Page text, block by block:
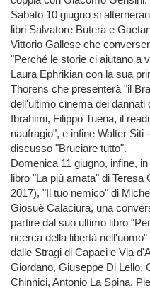
Sabato 10 giugno si
libri Salvatore Butera e
Vittorio Gallese che
"Perché le storie ci aiutano a
Laura Ephrikian con la sua
Thorens che presenterà "il
dell'ultimo cinema dei dannati
Ibrahimi, Filippo Tuena, il
naufragio", e infine Walter
discusso "Bruciare tutto".
Domenica 11 giugno, infine,
libro "La più amata" di
2017), "Il tuo nemico" di
Giosuè Calaciura, una
partire dal suo ultimo libro
ricerca della libertà
dalle Stragi di Capaci e Via
Giordano, Giuseppe Di Lello,
Chinnici, Antonio La Spina,